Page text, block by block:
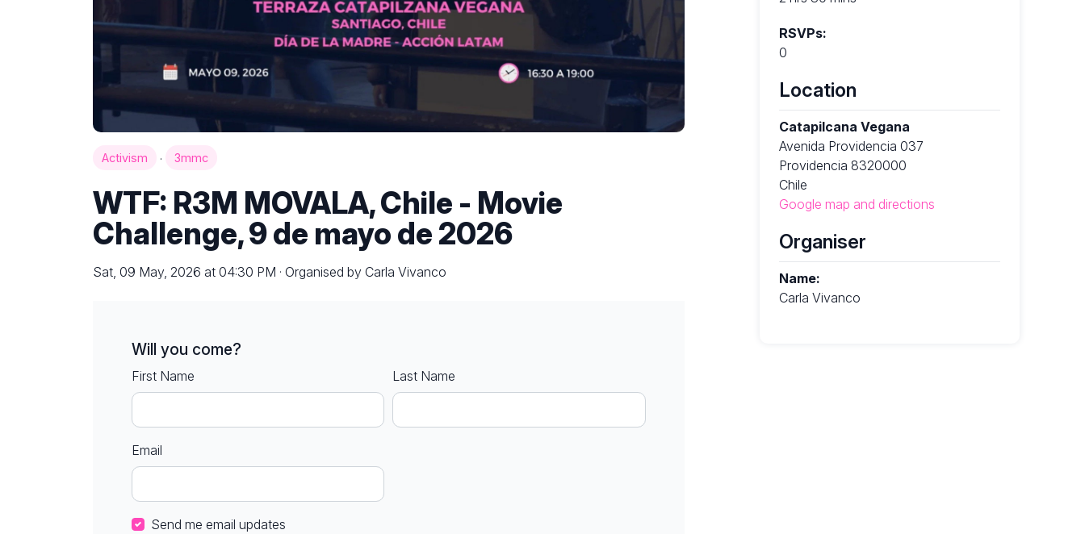
Activism · 3mmc
WTF: R3M MOVALA, Chile - Movie
Challenge, 9 de mayo de 2026
Sat, 09 May, 2026 at 04:30 PM · Organised by Carla Vivanco
Will you come?
First Name Last Name
Email
Send me email updates
RSVPs:
0
Location
Catapilcana Vegana
Avenida Providencia 037
Providencia 8320000
Chile
Google map and directions
Organiser
Name:
Carla Vivanco